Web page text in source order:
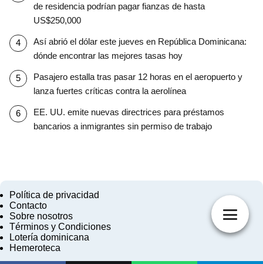
de residencia podrían pagar fianzas de hasta
US$250,000
Así abrió el dólar este jueves en República Dominicana:
dónde encontrar las mejores tasas hoy
Pasajero estalla tras pasar 12 horas en el aeropuerto y
lanza fuertes críticas contra la aerolínea
EE. UU. emite nuevas directrices para préstamos
bancarios a inmigrantes sin permiso de trabajo
Política de privacidad
Contacto
Sobre nosotros
Términos y Condiciones
Lotería dominicana
Hemeroteca